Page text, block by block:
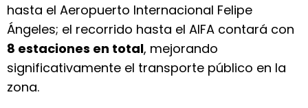
hasta el Aeropuerto Internacional Felipe
Ángeles; el recorrido hasta el AIFA contará con
8 estaciones en total, mejorando
significativamente el transporte público en la
zona.